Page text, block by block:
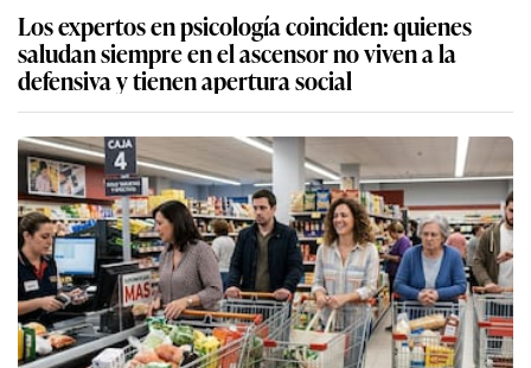
Los expertos en psicología coinciden: quienes
saludan siempre en el ascensor no viven a la
defensiva y tienen apertura social